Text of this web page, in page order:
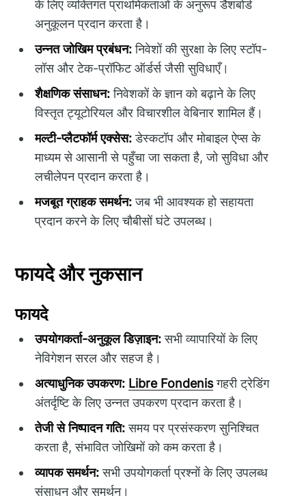
के लिए व्यक्तिगत प्राथमिकताओं के अनुरूप डैशबोर्ड
अनुकूलन प्रदान करता है।
उन्नत जोखिम प्रबंधन:निवेशों की सुरक्षा के लिए स्टॉप-
लॉस और टेक-प्रॉफिट ऑर्डर्स जैसी सुविधाएँ।
शैक्षणिक संसाधन:निवेशकों के ज्ञान को बढ़ाने के लिए
विस्तृत ट्यूटोरियल और विचारशील वेबिनार शामिल हैं।
मल्टी-प्लैटफॉर्म एक्सेस:डेस्कटॉप और मोबाइल ऐप्स के
माध्यम से आसानी से पहुँचा जा सकता है, जो सुविधा और
लचीलेपन प्रदान करता है।
मजबूत ग्राहक समर्थन:जब भी आवश्यक हो सहायता
प्रदान करने के लिए चौबीसों घंटे उपलब्ध।
फायदे और नुकसान
फायदे
उपयोगकर्ता-अनुकूल डिज़ाइन:सभी व्यापारियों के लिए
नेविगेशन सरल और सहज है।
अत्याधुनिक उपकरण: Libre Fondenisगहरी ट्रेडिंग
अंतर्दृष्टि के लिए उन्नत उपकरण प्रदान करता है।
तेजी से निष्पादन गति:समय पर प्रसंस्करण सुनिश्चित
करता है, संभावित जोखिमों को कम करता है।
व्यापक समर्थन:सभी उपयोगकर्ता प्रश्नों के लिए उपलब्ध
संसाधन और समर्थन।